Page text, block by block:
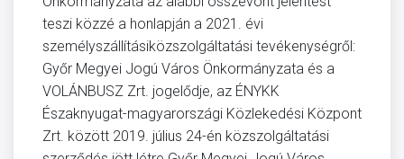
teszi közzé a honlapján a 2021. évi
személyszállításiközszolgáltatási tevékenységről:
Győr Megyei Jogú Város Önkormányzata és a
VOLÁNBUSZ Zrt. jogelődje, az ÉNYKK
Északnyugat-magyarországi Közlekedési Központ
Zrt. között 2019. július 24-én közszolgáltatási